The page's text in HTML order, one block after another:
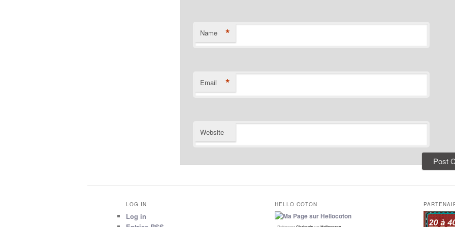
Name *
Email *
Website
LOG IN
Log in
HELLO COTON